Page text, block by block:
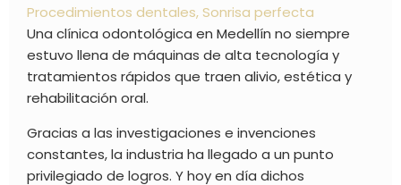
Procedimientos dentales,Sonrisa perfecta
Una clínica odontológica en Medellín no siempre
estuvo llena de máquinas de alta tecnología y
tratamientos rápidos que traen alivio, estética y
rehabilitación oral.
Gracias a las investigaciones e invenciones
constantes, la industria ha llegado a un punto
privilegiado de logros. Y hoy en día dichos